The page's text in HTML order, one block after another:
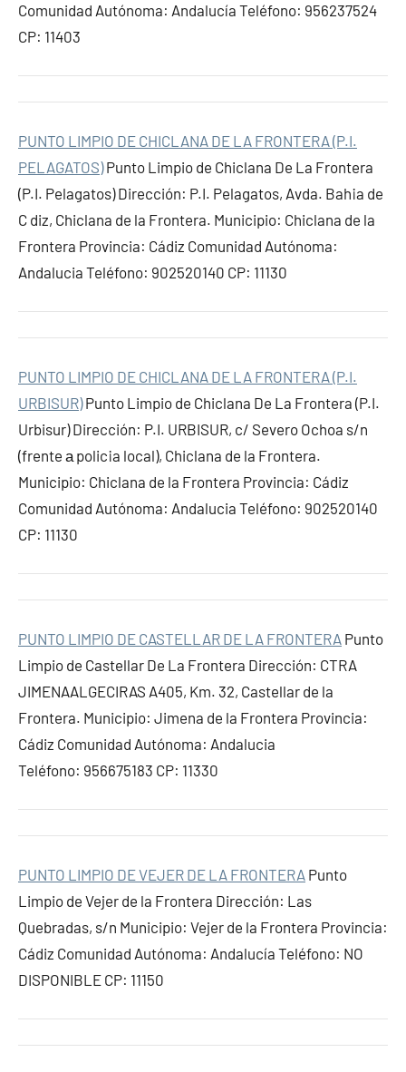
Comunidad Autónoma: Andalucía Teléfono: 956237524
CP: 11403
PUNTO LIMPIO DE CHICLANA DE LA FRONTERA (P.I.
PELAGATOS)Punto Limpio de Chiclana De La Frontera
(P.I. Pelagatos) Dirección: P.I. Pelagatos, Avda. Bah¡a de
C diz, Chiclana de la Frontera. Municipio: Chiclana de la
Frontera Provincia: Cádiz Comunidad Autónoma:
Andalucia Teléfono: 902520140 CP: 11130
PUNTO LIMPIO DE CHICLANA DE LA FRONTERA (P.I.
URBISUR)Punto Limpio de Chiclana De La Frontera (P.I.
Urbisur) Dirección: P.I. URBISUR, c/ Severo Ochoa s/n
(frente а polic¡a local), Chiclana de la Frontera.
Municipio: Chiclana de la Frontera Provincia: Cádiz
Comunidad Autónoma: Andalucia Teléfono: 902520140
CP: 11130
PUNTO LIMPIO DE CASTELLAR DE LA FRONTERA Punto
Limpio de Castellar De La Frontera Dirección: CTRA
JIMENAALGECIRAS A405, Km. 32, Castellar de la
Frontera. Municipio: Jimena de la Frontera Provincia:
Cádiz Comunidad Autónoma: Andalucia
Teléfono: 956675183 CP: 11330
PUNTO LIMPIO DE VEJER DE LA FRONTERA Punto
Limpio de Vejer de la Frontera Dirección: Las
Quebradas, s/n Municipio: Vejer de la Frontera Provincia:
Cádiz Comunidad Autónoma: Andalucía Teléfono: NO
DISPONIBLE CP: 11150